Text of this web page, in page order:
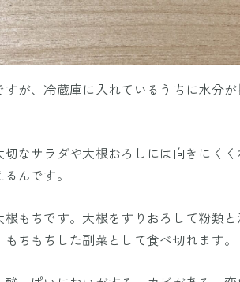
が、冷蔵庫に入れているうちに水分
なサラダや大根おろしには向きにく
んです。
もちです。大根をすりおろして粉類
ちもちした副菜として食べ切れます。